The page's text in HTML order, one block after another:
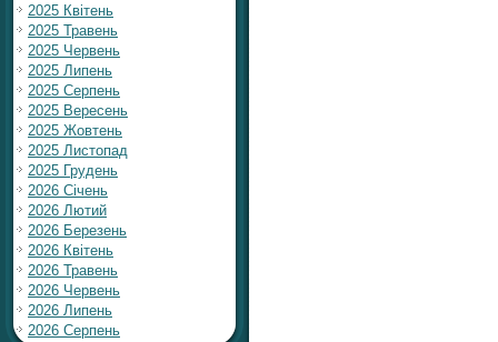
2025 Квітень
2025 Травень
2025 Червень
2025 Липень
2025 Серпень
2025 Вересень
2025 Жовтень
2025 Листопад
2025 Грудень
2026 Січень
2026 Лютий
2026 Березень
2026 Квітень
2026 Травень
2026 Червень
2026 Липень
2026 Серпень